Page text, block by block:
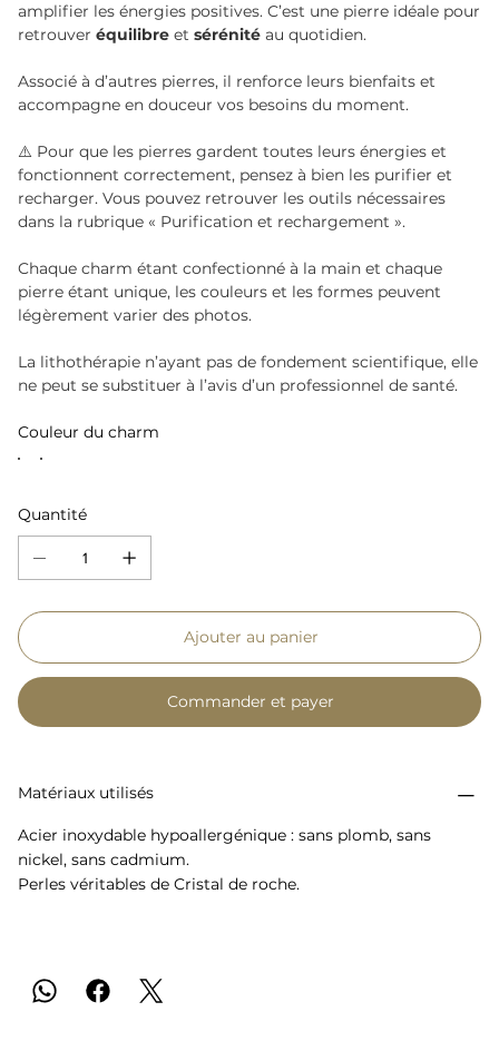
amplifier les énergies positives. C’est une pierre idéale pour
retrouver équilibre et sérénité au quotidien.
Associé à d’autres pierres, il renforce leurs bienfaits et
accompagne en douceur vos besoins du moment.
⚠️ Pour que les pierres gardent toutes leurs énergies et
fonctionnent correctement, pensez à bien les purifier et
recharger. Vous pouvez retrouver les outils nécessaires
dans la rubrique « Purification et rechargement ».
Chaque charm étant confectionné à la main et chaque
pierre étant unique, les couleurs et les formes peuvent
légèrement varier des photos.
La lithothérapie n’ayant pas de fondement scientifique, elle
ne peut se substituer à l’avis d’un professionnel de santé.
Couleur du charm
Quantité
Ajouter au panier
Commander et payer
Matériaux utilisés
Acier inoxydable hypoallergénique : sans plomb, sans
nickel, sans cadmium.
Perles véritables de Cristal de roche.